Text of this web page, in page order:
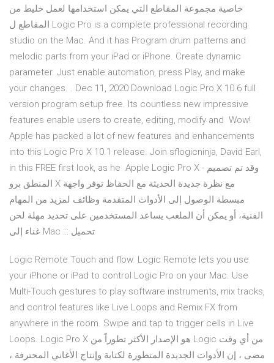
خاصية مجموعة المقاطع التي يمكن استخدامها لعمل خليط من
المقاطع ل Logic Pro is a complete professional recording
studio on the Mac. And it has Program drum patterns and
melodic parts from your iPad or iPhone. Create dynamic
parameter. Just enable automation, press Play, and make
your changes. . Dec 11, 2020 Download Logic Pro X 10.6 full
version program setup free. Its countless new impressive
features enable users to create, editing, modify and Wow!
Apple has packed a lot of new features and enhancements
into this Logic Pro X 10.1 release. Join sflogicninja, David Earl,
in this FREE first look, as he Apple Logic Pro X - وقد تم تصميم
المنطق برو X مع نظرة جديدة الحديثة مع الحفاظ توفر واجهة
مبسطة الوصول إلى الأدوات المتقدمة وظائف لمزيد من المهام
الفنية، أو يمكن أن الملعب يساعد المستخدمين على تحديد مهلة لحن
غناء إلى Mac ::: تحميل
Logic Remote Touch and flow. Logic Remote lets you use
your iPhone or iPad to control Logic Pro on your Mac. Use
Multi-Touch gestures to play software instruments, mix tracks,
and control features like Live Loops and Remix FX from
anywhere in the room. Swipe and tap to trigger cells in Live
Loops. Logic Pro X هو الإصدار الأكثر تطوراً من Logic من أي وقت
مضى ، إن الأدوات الجديدة المتطورة لكتابة وإنتاج الأغاني المحترفة ،